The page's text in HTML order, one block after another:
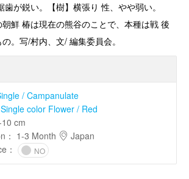
が鋭い。【樹】横張り 性、やや弱い。
朝鮮 椿は現在の熊谷のことで、本種は戦 後
。写/村内、文/ 編集委員会。
/ Campanulate
Single color Flower / Red
cm
： 1-3 Month
Japan
： NO